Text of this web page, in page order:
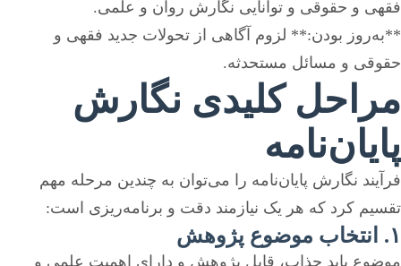
فقهی و حقوقی و توانایی نگارش روان و علمی.
**به‌روز بودن:** لزوم آگاهی از تحولات جدید فقهی و
حقوقی و مسائل مستحدثه.
مراحل کلیدی نگارش
پایان‌نامه
فرآیند نگارش پایان‌نامه را می‌توان به چندین مرحله مهم
تقسیم کرد که هر یک نیازمند دقت و برنامه‌ریزی است:
۱. انتخاب موضوع پژوهش
موضوع باید جذاب، قابل پژوهش و دارای اهمیت علمی و